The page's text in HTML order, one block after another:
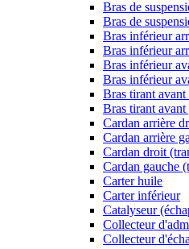
Bras de
Bras de
Bras inférieur
Bras inférieur
Bras inférieur
Bras inférieur
Bras tirant
Bras tirant avant
Cardan arrière
Cardan arrière
Cardan droit
Cardan gauche
Carter huile
Carter inférieur
Catalyseur
Collecteur
Collecteur